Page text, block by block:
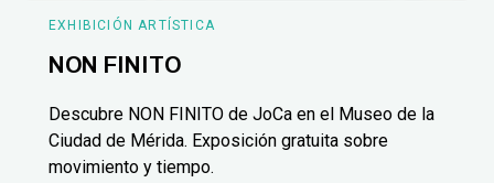
EXHIBICIÓN ARTÍSTICA
NON FINITO
Descubre NON FINITO de JoCa en el Museo de la
Ciudad de Mérida. Exposición gratuita sobre
movimiento y tiempo.